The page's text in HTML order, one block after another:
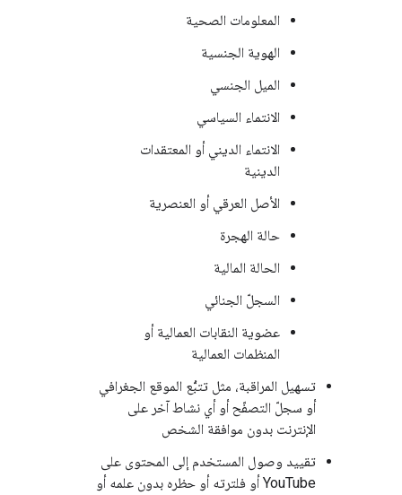
المعلومات الصحية
الهوية الجنسية
الميل الجنسي
الانتماء السياسي
الانتماء الديني أو المعتقدات
الدينية
الأصل العرقي أو العنصرية
حالة الهجرة
الحالة المالية
السجلّ الجنائي
عضوية النقابات العمالية أو
المنظمات العمالية
تسهيل المراقبة، مثل تتبُّع الموقع الجغرافي
أو سجلّ التصفّح أو أي نشاط آخر على
الإنترنت بدون موافقة الشخص
تقييد وصول المستخدم إلى المحتوى على
YouTube أو فلترته أو حظره بدون علمه أو